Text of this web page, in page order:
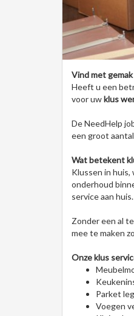
Vind met
Heeft u een
voor uwklus
De NeedHelp
een groot
Wat betekent
Klussen in
onderhoud
service aan huis.
Zonder een al
mee te maken
Onze klus
Parket
Voegen